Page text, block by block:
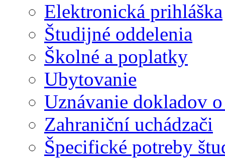
Elektronická prihláška
Študijné oddelenia
Školné a poplatky
Ubytovanie
Uznávanie dokladov
Zahraniční uchádzači
Špecifické potreby